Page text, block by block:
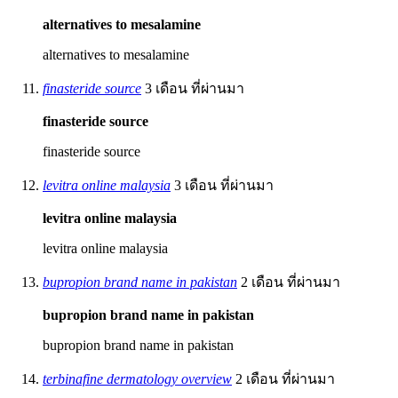
alternatives to mesalamine
alternatives to mesalamine
finasteride source 3 เดือน ที่ผ่านมา
finasteride source
finasteride source
levitra online malaysia 3 เดือน ที่ผ่านมา
levitra online malaysia
levitra online malaysia
bupropion brand name in pakistan 2 เดือน ที่ผ่านมา
bupropion brand name in pakistan
bupropion brand name in pakistan
terbinafine dermatology overview 2 เดือน ที่ผ่านมา